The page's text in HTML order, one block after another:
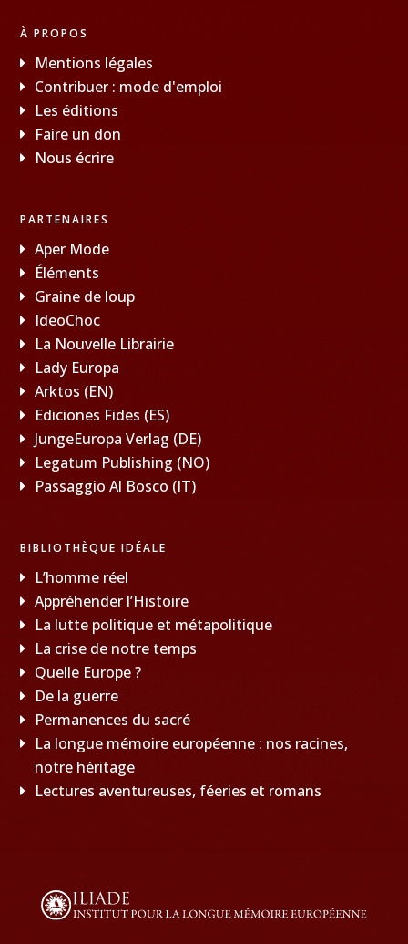
À PROPOS
Mentions légales
Contribuer : mode d'emploi
Les éditions
Faire un don
Nous écrire
PARTENAIRES
Aper Mode
Éléments
Graine de loup
IdeoChoc
La Nouvelle Librairie
Lady Europa
Arktos (EN)
Ediciones Fides (ES)
JungeEuropa Verlag (DE)
Legatum Publishing (NO)
Passaggio Al Bosco (IT)
BIBLIOTHÈQUE IDÉALE
L’homme réel
Appréhender l’Histoire
La lutte politique et métapolitique
La crise de notre temps
Quelle Europe ?
De la guerre
Permanences du sacré
La longue mémoire européenne : nos racines,
notre héritage
Lectures aventureuses, féeries et romans